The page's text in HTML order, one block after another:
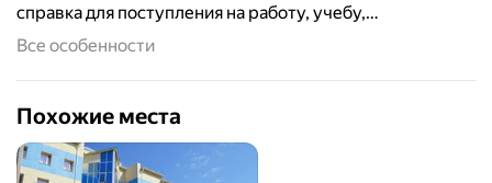
справка для поступления на работу, учебу,
медицинский осмотр
Все особенности
Похожие места